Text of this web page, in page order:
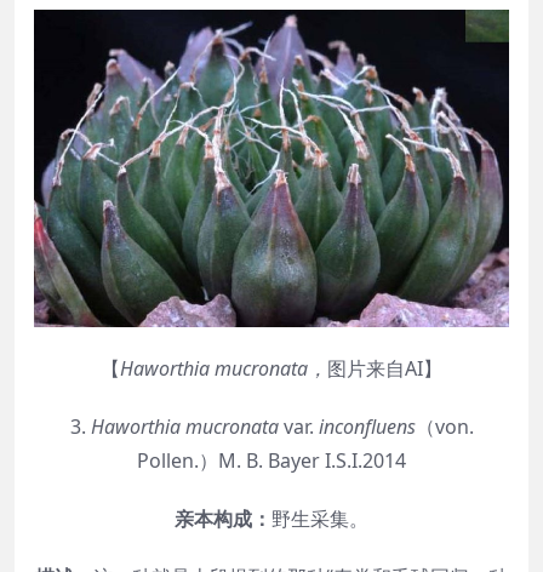
【Haworthiamucronata ， 图片来自AI】
3. Haworthia mucronatavar. inconfluens（von.
Pollen.）M. B. Bayer I.S.I.2014
亲本构成： 野生采集。